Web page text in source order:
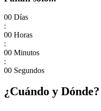
00 Días
:
00 Horas
:
00 Minutos
:
00 Segundos
¿Cuándo y Dónde?